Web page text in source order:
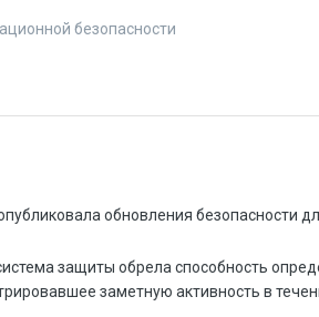
безопасности
обновления безопасности
защиты обрела способность
заметную активность в